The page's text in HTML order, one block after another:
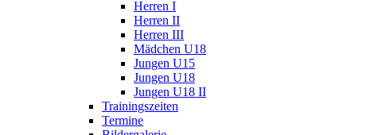
Herren I
Herren II
Herren III
Mädchen U18
Jungen U15
Jungen U18
Jungen U18 II
Trainingszeiten
Termine